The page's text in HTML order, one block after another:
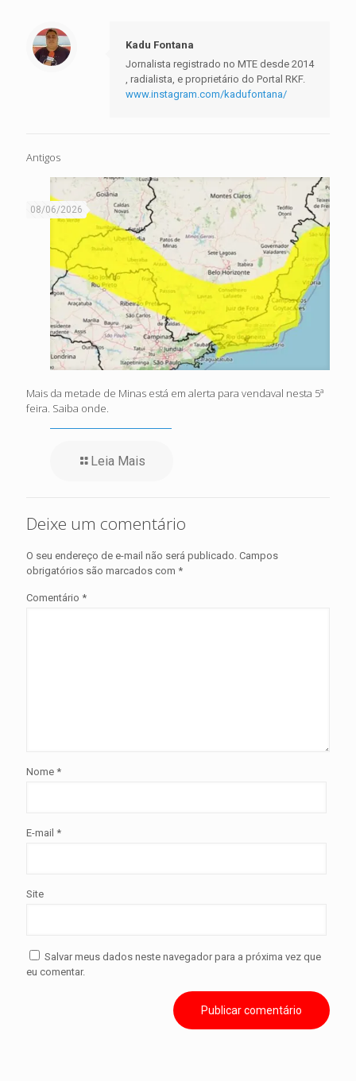
Kadu Fontana
Jornalista registrado no MTE desde 2014
, radialista, e proprietário do Portal RKF.
www.instagram.com/kadufontana/
Antigos
08/06/2026
Mais da metade de Minas está em alerta para vendaval nesta 5ª
feira. Saiba onde.
Leia Mais
Deixe um comentário
O seu endereço de e-mail não será publicado. Campos
obrigatórios são marcados com *
Comentário *
Nome *
E-mail *
Site
Salvar meus dados neste navegador para a próxima vez que
eu comentar.